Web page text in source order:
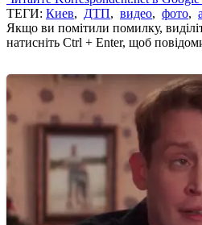
ТЕГИ: Киев, ДТП, видео, фото,
Якщо ви помітили помилку,
натисніть Ctrl + Enter, щоб